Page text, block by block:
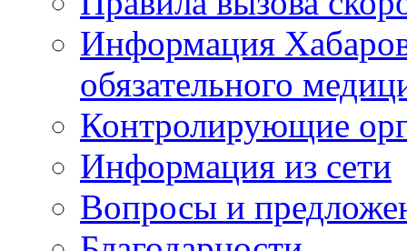
Информация
обязательного
Контролирующие
Информация из сети
Вопросы и